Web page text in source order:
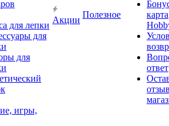
для лепки
для
для
Акции
Полезное
карта
ответ